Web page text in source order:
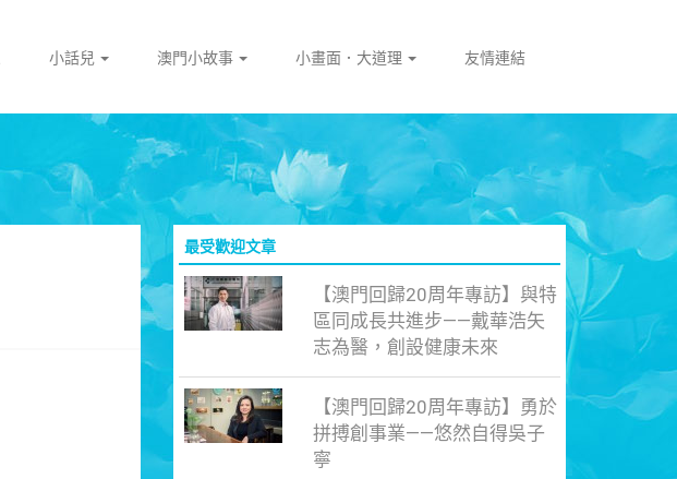
小話兒 澳門小故事 小畫面．大道理 友情連結
最受歡迎文章
【澳門回歸20周年專訪】與特
區同成長共進步——戴華浩矢
志為醫，創設健康未來
【澳門回歸20周年專訪】勇於
拼搏創事業——悠然自得吳子
寧